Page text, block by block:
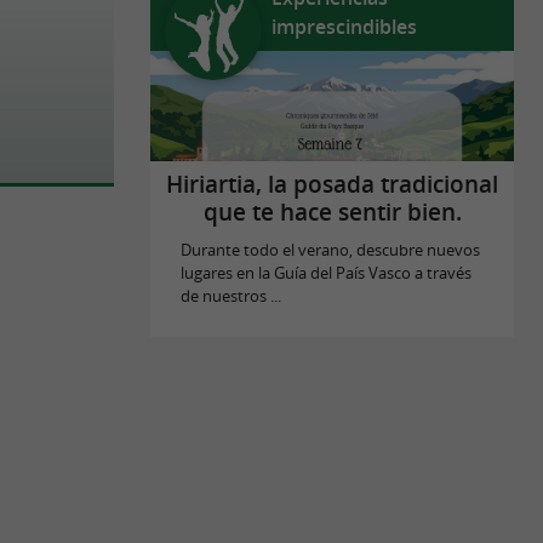
imprescindibles
Hiriartia, la posada tradicional
que te hace sentir bien.
Durante todo el verano, descubre nuevos
lugares en la Guía del País Vasco a través
de nuestros ...